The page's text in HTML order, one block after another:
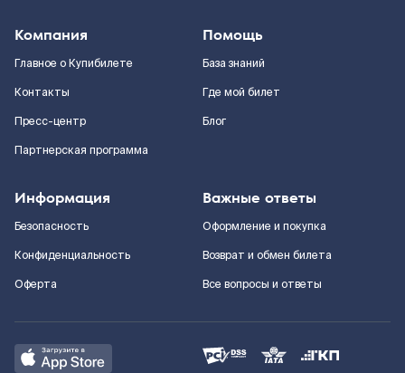
Компания
Главное о Купибилете
Контакты
Пресс-центр
Партнерская программа
Помощь
База знаний
Где мой билет
Блог
Информация
Безопасность
Конфиденциальность
Оферта
Важные ответы
Оформление и покупка
Возврат и обмен билета
Все вопросы и ответы